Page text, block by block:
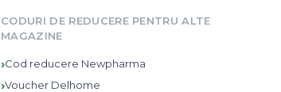
CODURI DE REDUCERE PENTRU ALTE
MAGAZINE
›Cod reducere Newpharma
›Voucher Delhome